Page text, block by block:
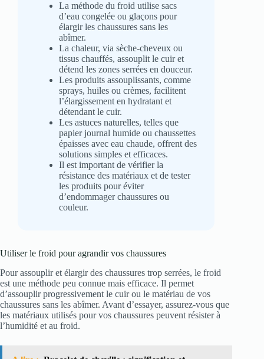
La méthode du froid utilise sacs
d’eau congelée ou glaçons pour
élargir les chaussures sans les
abîmer.
La chaleur, via sèche-cheveux ou
tissus chauffés, assouplit le cuir et
détend les zones serrées en douceur.
Les produits assouplissants, comme
sprays, huiles ou crèmes, facilitent
l’élargissement en hydratant et
détendant le cuir.
Les astuces naturelles, telles que
papier journal humide ou chaussettes
épaisses avec eau chaude, offrent des
solutions simples et efficaces.
Il est important de vérifier la
résistance des matériaux et de tester
les produits pour éviter
d’endommager chaussures ou
couleur.
Utiliser le froid pour agrandir vos chaussures
Pour assouplir et élargir des chaussures trop serrées, le froid
est une méthode peu connue mais efficace. Il permet
d’assouplir progressivement le cuir ou le matériau de vos
chaussures sans les abîmer. Avant d’essayer, assurez-vous que
les matériaux utilisés pour vos chaussures peuvent résister à
l’humidité et au froid.